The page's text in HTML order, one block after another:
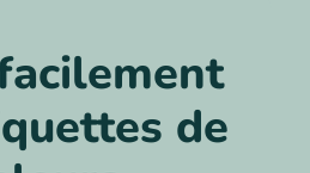
de